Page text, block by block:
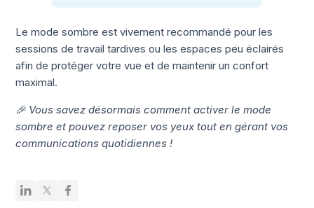
Le mode sombre est vivement recommandé pour les
sessions de travail tardives ou les espaces peu éclairés
afin de protéger votre vue et de maintenir un confort
maximal.
🎉 Vous savez désormais comment activer le mode
sombre et pouvez reposer vos yeux tout en gérant vos
communications quotidiennes !